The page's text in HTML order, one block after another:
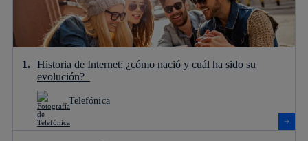
Historia de Internet: ¿cómo nació y cuál ha sido su
evolución?
Telefónica